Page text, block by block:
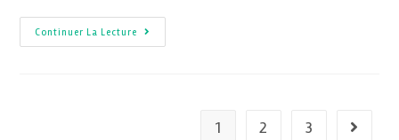
Continuer La Lecture
1 2 3